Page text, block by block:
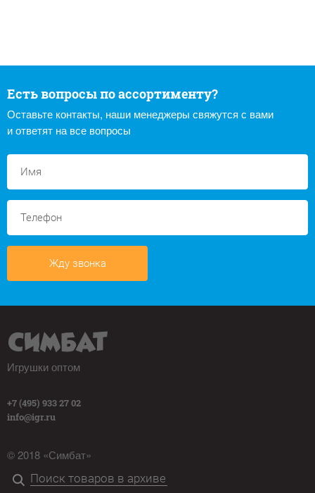
Есть вопросы по ассортименту?
Оставьте контакты, наши менеджеры свяжутся с вами
и ответят на все вопросы
Жду звонка
Игрушки оптом
+7 (495) 933 27 02
info@igr.ru
© 2018 «Симбат»